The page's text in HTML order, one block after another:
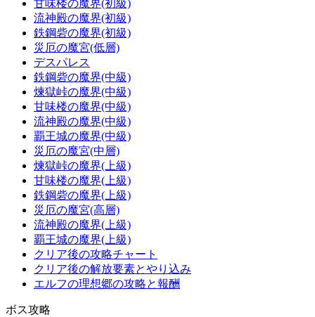
甘味楼の魔界(初級)
流神殿の魔界(初級)
鉄鋼砦の魔界(初級)
災厄の魔宮(低層)
デスパレス
鉄鋼砦の魔界(中級)
煉獄峠の魔界(中級)
甘味楼の魔界(中級)
流神殿の魔界(中級)
覇王城の魔界(中級)
災厄の魔宮(中層)
煉獄峠の魔界(上級)
甘味楼の魔界(上級)
鉄鋼砦の魔界(上級)
災厄の魔宮(高層)
流神殿の魔界(上級)
覇王城の魔界(上級)
クリア後の攻略チャート
クリア後の解放要素とやり込み
エルフの理想郷の攻略と報酬
ボス攻略